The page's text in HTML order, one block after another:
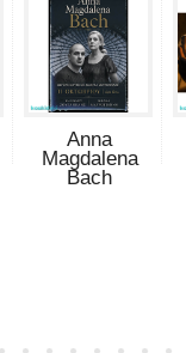
Anna
Magdalena
Bach